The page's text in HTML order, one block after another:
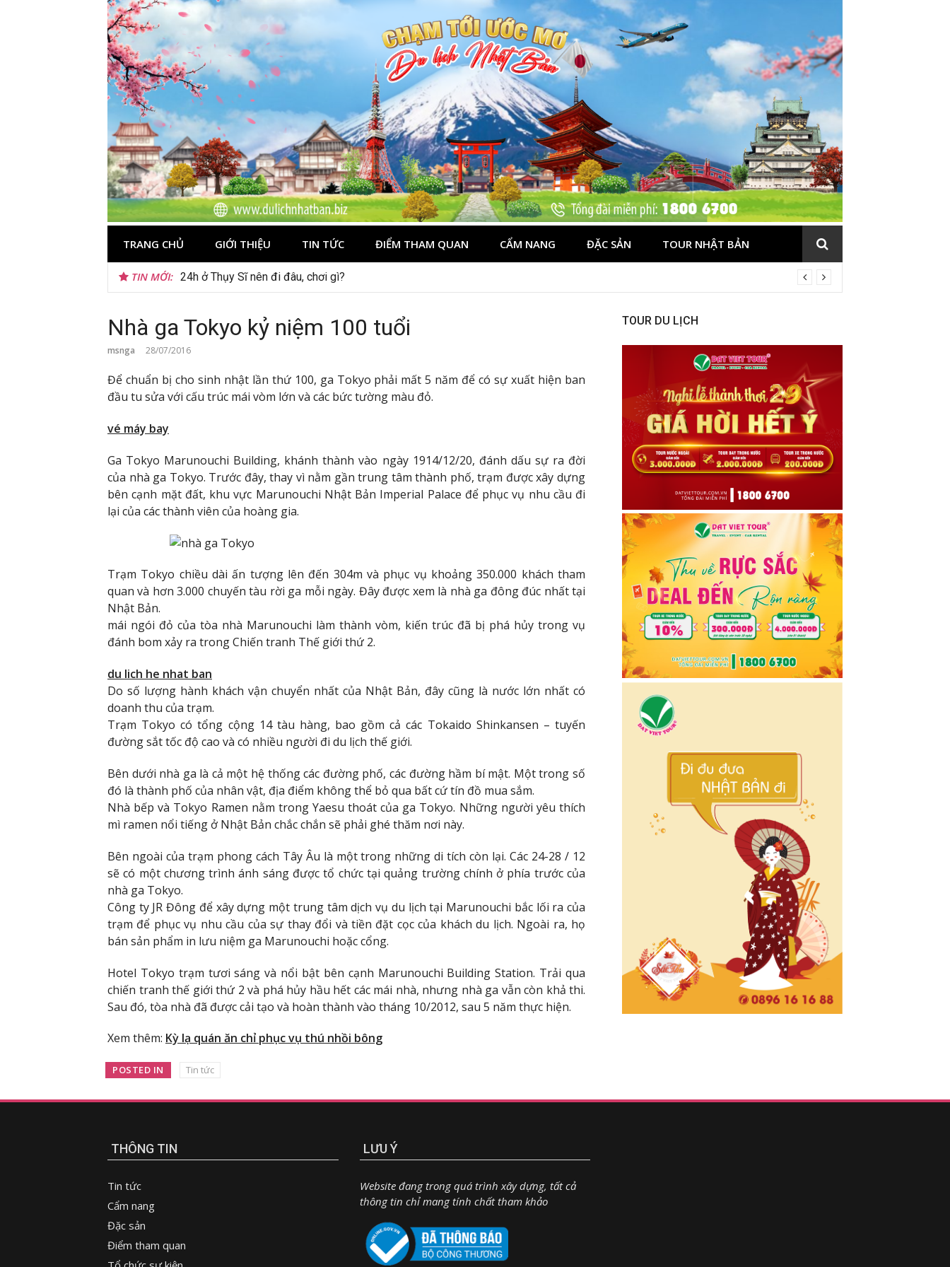
TRANG CHỦ GIỚI THIỆU TIN TỨC ĐIỂM THAM QUAN CẨM NANG ĐẶC SẢN TOUR NHẬT BẢN
TIN MỚI: 24h ở Thụy Sĩ nên đi đâu, chơi gì?
Nhà ga Tokyo kỷ niệm 100 tuổi
msnga 28/07/2016
Để chuẩn bị cho sinh nhật lần thứ 100, ga Tokyo phải mất 5 năm để có sự xuất hiện ban
đầu tu sửa với cấu trúc mái vòm lớn và các bức tường màu đỏ.
vé máy bay
Ga Tokyo Marunouchi Building, khánh thành vào ngày 1914/12/20, đánh dấu sự ra đời
của nhà ga Tokyo. Trước đây, thay vì nằm gần trung tâm thành phố, trạm được xây dựng
bên cạnh mặt đất, khu vực Marunouchi Nhật Bản Imperial Palace để phục vụ nhu cầu đi
lại của các thành viên của hoàng gia.
Trạm Tokyo chiều dài ấn tượng lên đến 304m và phục vụ khoảng 350.000 khách tham
quan và hơn 3.000 chuyến tàu rời ga mỗi ngày. Đây được xem là nhà ga đông đúc nhất tại
Nhật Bản.
mái ngói đỏ của tòa nhà Marunouchi làm thành vòm, kiến ​​trúc đã bị phá hủy trong vụ
đánh bom xảy ra trong Chiến tranh Thế giới thứ 2.
du lich he nhat ban
Do số lượng hành khách vận chuyển nhất của Nhật Bản, đây cũng là nước lớn nhất có
doanh thu của trạm.
Trạm Tokyo có tổng cộng 14 tàu hàng, bao gồm cả các Tokaido Shinkansen – tuyến
đường sắt tốc độ cao và có nhiều người đi du lịch thế giới.
Bên dưới nhà ga là cả một hệ thống các đường phố, các đường hầm bí mật. Một trong số
đó là thành phố của nhân vật, địa điểm không thể bỏ qua bất cứ tín đồ mua sắm.
Nhà bếp và Tokyo Ramen nằm trong Yaesu thoát của ga Tokyo. Những người yêu thích
mì ramen nổi tiếng ở Nhật Bản chắc chắn sẽ phải ghé thăm nơi này.
Bên ngoài của trạm phong cách Tây Âu là một trong những di tích còn lại. Các 24-28 / 12
sẽ có một chương trình ánh sáng được tổ chức tại quảng trường chính ở phía trước của
nhà ga Tokyo.
Công ty JR Đông để xây dựng một trung tâm dịch vụ du lịch tại Marunouchi bắc lối ra của
trạm để phục vụ nhu cầu của sự thay đổi và tiền đặt cọc của khách du lịch. Ngoài ra, họ
bán sản phẩm in lưu niệm ga Marunouchi hoặc cổng.
Hotel Tokyo trạm tươi sáng và nổi bật bên cạnh Marunouchi Building Station. Trải qua
chiến tranh thế giới thứ 2 và phá hủy hầu hết các mái nhà, nhưng nhà ga vẫn còn khả thi.
Sau đó, tòa nhà đã được cải tạo và hoàn thành vào tháng 10/2012, sau 5 năm thực hiện.
Xem thêm: Kỳ lạ quán ăn chỉ phục vụ thú nhồi bông
POSTED IN Tin tức
TOUR DU LỊCH
THÔNG TIN
Tin tức
Cẩm nang
Đặc sản
Điểm tham quan
LƯU Ý
Website đang trong quá trình xây dựng, tất cả
thông tin chỉ mang tính chất tham khảo